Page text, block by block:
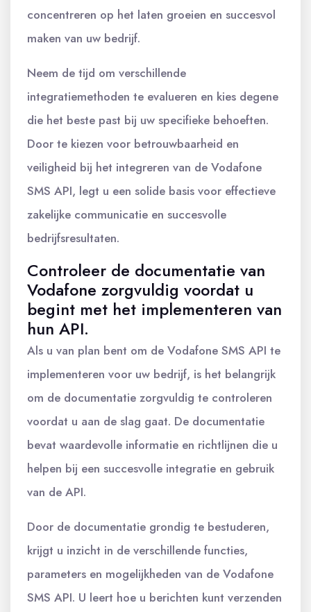
concentreren op het laten groeien en succesvol
maken van uw bedrijf.
Neem de tijd om verschillende
integratiemethoden te evalueren en kies degene
die het beste past bij uw specifieke behoeften.
Door te kiezen voor betrouwbaarheid en
veiligheid bij het integreren van de Vodafone
SMS API, legt u een solide basis voor effectieve
zakelijke communicatie en succesvolle
bedrijfsresultaten.
Controleer de documentatie van
Vodafone zorgvuldig voordat u
begint met het implementeren van
hun API.
Als u van plan bent om de Vodafone SMS API te
implementeren voor uw bedrijf, is het belangrijk
om de documentatie zorgvuldig te controleren
voordat u aan de slag gaat. De documentatie
bevat waardevolle informatie en richtlijnen die u
helpen bij een succesvolle integratie en gebruik
van de API.
Door de documentatie grondig te bestuderen,
krijgt u inzicht in de verschillende functies,
parameters en mogelijkheden van de Vodafone
SMS API. U leert hoe u berichten kunt verzenden